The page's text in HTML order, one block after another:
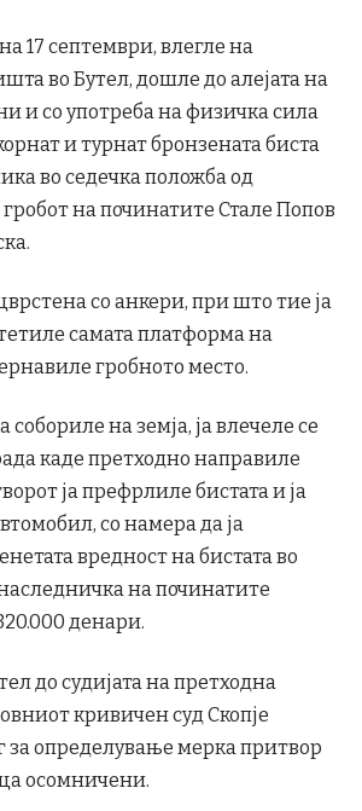
17 септември, влегле на
во Бутел, дошле до алејата на
и со употреба на физичка сила
и турнат бронзената биста
во седечка положба од
на починатите Стале Попов
со анкери, при што тие ја
самата платформа на
гробното место.
собориле на земја, ја влечеле се
каде претходно направиле
ја префрлиле бистата и ја
со намера да ја
вредност на бистата во
на починатите
денари.
до судијата на претходна
кривичен суд Скопје
за определување мерка притвор
осомничени.